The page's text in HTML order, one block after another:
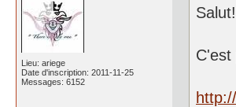
Lieu: ariege
Date d'inscription: 2011-11-25
Messages: 6152
Salut!
C'est